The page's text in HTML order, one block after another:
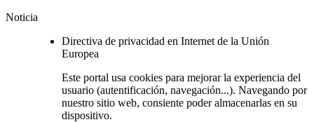
Noticia
Directiva de privacidad en Internet de la Unión
Europea
Este portal usa cookies para mejorar la experiencia del
usuario (autentificación, navegación...). Navegando por
nuestro sitio web, consiente poder almacenarlas en su
dispositivo.